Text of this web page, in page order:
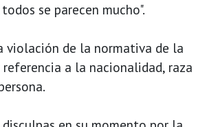
se parecen mucho".
violación de la normativa de la
a la nacionalidad, raza